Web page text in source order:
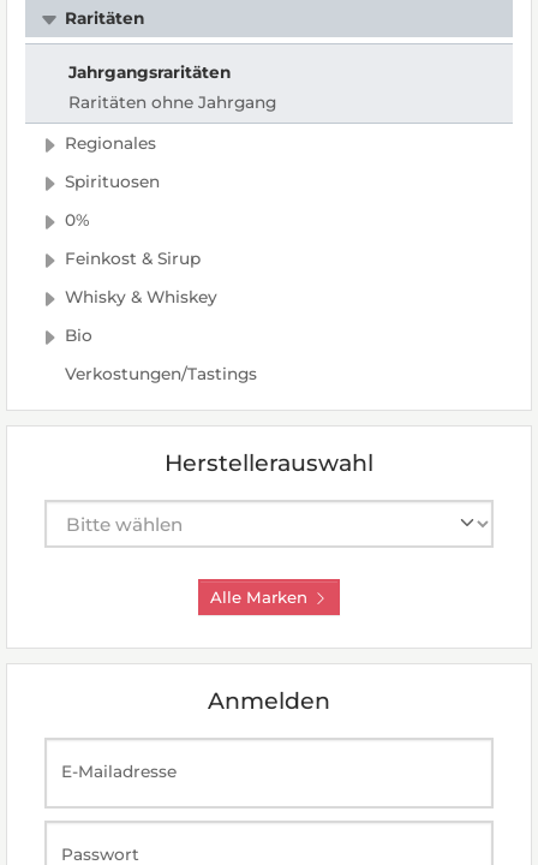
Raritäten
Jahrgangsraritäten
Raritäten ohne Jahrgang
Regionales
Spirituosen
0%
Feinkost & Sirup
Whisky & Whiskey
Bio
Verkostungen/Tastings
Herstellerauswahl
Alle Marken
Anmelden
E-Mailadresse
Passwort